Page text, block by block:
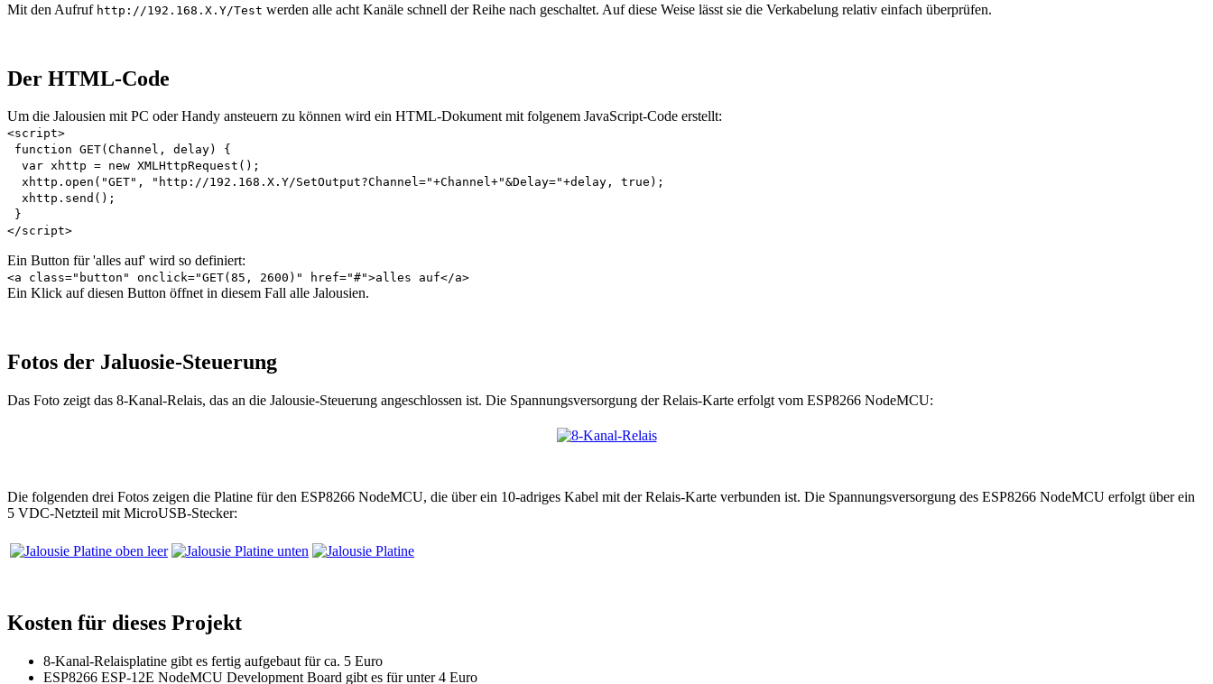
Mit den Aufruf http://192.168.X.Y/Test werden alle acht Kanäle schnell der Reihe nach geschaltet. Auf diese Weise lässt sie die Verkabelung relativ einfach überprüfen.
Der HTML-Code
Um die Jalousien mit PC oder Handy ansteuern zu können wird ein HTML-Dokument mit folgenem JavaScript-Code erstellt:
<script>
function GET(Channel, delay) {
var xhttp = new XMLHttpRequest();
xhttp.open("GET", "http://192.168.X.Y/SetOutput?Channel="+Channel+"&Delay="+delay, true);
xhttp.send();
}
</script>
Ein Button für 'alles auf' wird so definiert:
<a class="button" onclick="GET(85, 2600)" href="#">alles auf</a>
Ein Klick auf diesen Button öffnet in diesem Fall alle Jalousien.
Fotos der Jaluosie-Steuerung
Das Foto zeigt das 8-Kanal-Relais, das an die Jalousie-Steuerung angeschlossen ist. Die Spannungsversorgung der Relais-Karte erfolgt vom ESP8266 NodeMCU:
Die folgenden drei Fotos zeigen die Platine für den ESP8266 NodeMCU, die über ein 10-adriges Kabel mit der Relais-Karte verbunden ist. Die Spannungsversorgung des ESP8266 NodeMCU erfolgt über ein
5 VDC-Netzteil mit MicroUSB-Stecker:
Kosten für dieses Projekt
8-Kanal-Relaisplatine gibt es fertig aufgebaut für ca. 5 Euro
ESP8266 ESP-12E NodeMCU Development Board gibt es für unter 4 Euro